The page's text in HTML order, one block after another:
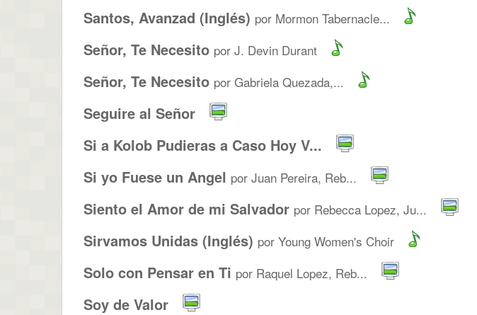
Santos, Avanzad (Inglés) por Mormon Tabernacle...
Señor, Te Necesito por J. Devin Durant
Señor, Te Necesito por Gabriela Quezada,...
Seguire al Señor
Si a Kolob Pudieras a Caso Hoy V...
Si yo Fuese un Angel por Juan Pereira, Reb...
Siento el Amor de mi Salvador por Rebecca Lopez, Ju...
Sirvamos Unidas (Inglés) por Young Women's Choir
Solo con Pensar en Ti por Raquel Lopez, Reb...
Soy de Valor